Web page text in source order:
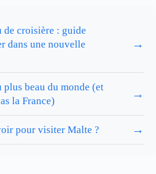
de croisière : guide
dans une nouvelle
→
plus beau du monde (et
la France)
→
pour visiter Malte ? →